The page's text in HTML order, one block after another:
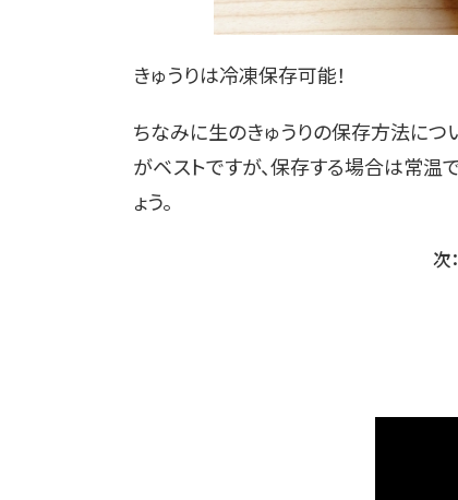
きゅうりは冷凍保存可能！
ちなみに生のきゅうりの保存方法につ
がベストですが、保存する場合は常温
ょう。
次